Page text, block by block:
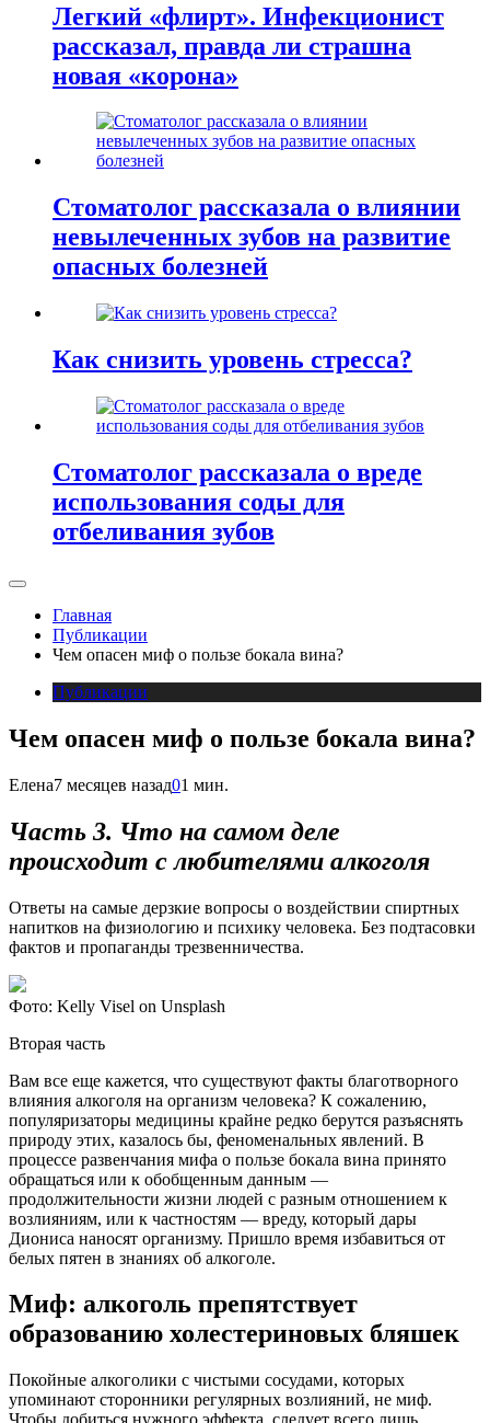
Легкий «флирт». Инфекционист
рассказал, правда ли страшна
новая «корона»
Стоматолог рассказала о влиянии
невылеченных зубов на развитие
опасных болезней
Как снизить уровень стресса?
Стоматолог рассказала о вреде
использования соды для
отбеливания зубов
Главная
Публикации
Чем опасен миф о пользе бокала вина?
Публикации
Чем опасен миф о пользе бокала вина?
Елена7 месяцев назад01 мин.
Часть 3. Что на самом деле
происходит с любителями алкоголя
Ответы на самые дерзкие вопросы о воздействии спиртных
напитков на физиологию и психику человека. Без подтасовки
фактов и пропаганды трезвенничества.
Фото: Kelly Visel on Unsplash
Вторая часть
Вам все еще кажется, что существуют факты благотворного
влияния алкоголя на организм человека? К сожалению,
популяризаторы медицины крайне редко берутся разъяснять
природу этих, казалось бы, феноменальных явлений. В
процессе развенчания мифа о пользе бокала вина принято
обращаться или к обобщенным данным —
продолжительности жизни людей с разным отношением к
возлияниям, или к частностям — вреду, который дары
Диониса наносят организму. Пришло время избавиться от
белых пятен в знаниях об алкоголе.
Миф: алкоголь препятствует
образованию холестериновых бляшек
Покойные алкоголики с чистыми сосудами, которых
упоминают сторонники регулярных возлияний, не миф.